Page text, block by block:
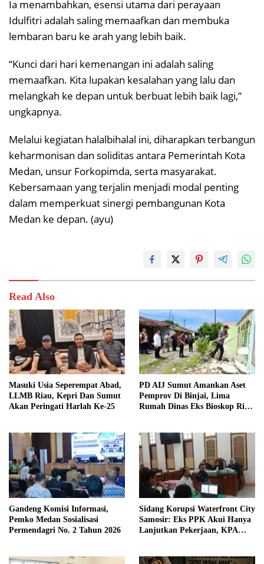
Ia menambahkan, esensi utama dari perayaan
Idulfitri adalah saling memaafkan dan membuka
lembaran baru ke arah yang lebih baik.
“Kunci dari hari kemenangan ini adalah saling
memaafkan. Kita lupakan kesalahan yang lalu dan
melangkah ke depan untuk berbuat lebih baik lagi,”
ungkapnya.
Melalui kegiatan halalbihalal ini, diharapkan terbangun
keharmonisan dan soliditas antara Pemerintah Kota
Medan, unsur Forkopimda, serta masyarakat.
Kebersamaan yang terjalin menjadi modal penting
dalam memperkuat sinergi pembangunan Kota
Medan ke depan. (ayu)
Read Also
Masuki Usia Seperempat Abad,
LLMB Riau, Kepri Dan Sumut
Akan Peringati Harlah Ke-25
PD AIJ Sumut Amankan Aset
Pemprov Di Binjai, Lima
Rumah Dinas Eks Bioskop Ria
Gandeng Komisi Informasi,
Pemko Medan Sosialisasi
Permendagri No. 2 Tahun 2026
Sidang Korupsi Waterfront City
Samosir: Eks PPK Akui Hanya
Lanjutkan Pekerjaan, KPA